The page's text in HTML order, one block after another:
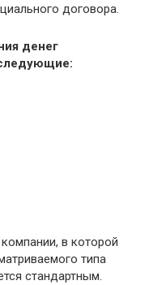
договора.
денег
в которой
типа
стандартным.